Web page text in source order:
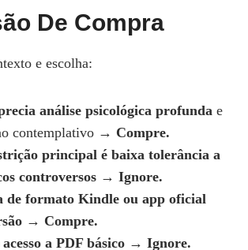
De Compra
e escolha:
análise psicológica profunda e
contemplativo → Compre.
principal é baixa tolerância a
controversos → Ignore.
de formato Kindle ou app oficial
→ Compre.
a PDF básico → Ignore.